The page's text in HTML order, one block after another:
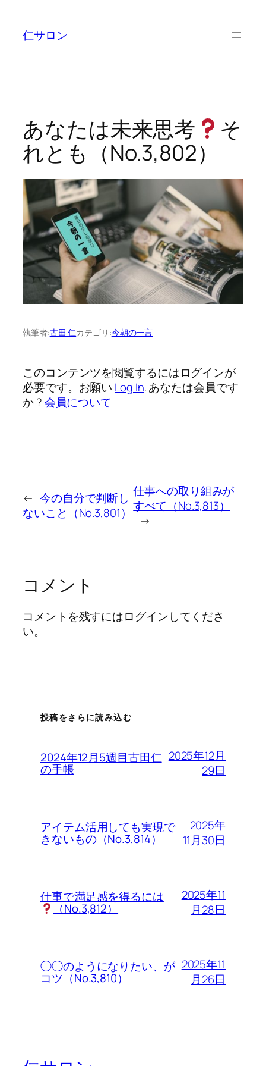
仁サロン
あなたは未来思考
そ
れとも（No.3,802）
執筆者:古田 仁カテゴリ:今朝の一言
このコンテンツを閲覧するにはログインが
必要です。お願い Log In. あなたは会員です
か ?会員について
← 今の自分で判断し
ないこと（No.3,801）
仕事への取り組みが
すべて（No.3,813）
→
コメント
コメントを残すにはログインしてくださ
い。
投稿をさらに読み込む
2024年12月5週目古田仁
の手帳
2025年12月
29日
アイテム活用しても実現で
きないもの（No.3,814）
2025年
11月30日
仕事で満足感を得るには
（No.3,812）
2025年11
月28日
◯◯のようになりたい、が
コツ（No.3,810）
2025年11
月26日